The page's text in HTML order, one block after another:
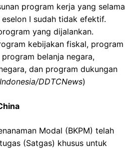
program kerja yang selama
I sudah tidak efektif.
yang dijalankan.
kebijakan fiskal, program
belanja negara,
dan program dukungan
DDTCNews)
Modal (BKPM) telah
(Satgas) khusus untuk